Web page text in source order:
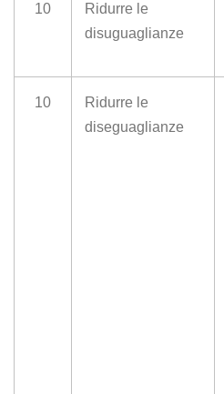
10
Ridurre le
disuguaglianze
10
Ridurre le
diseguaglianze